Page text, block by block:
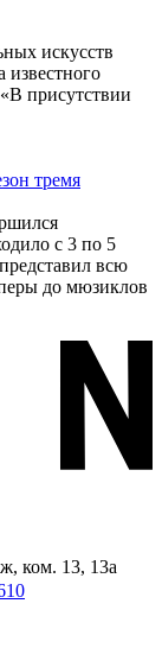
искусств
присутствии
тремя
с 3 по 5
всю
до мюзиклов
ком. 13, 13а